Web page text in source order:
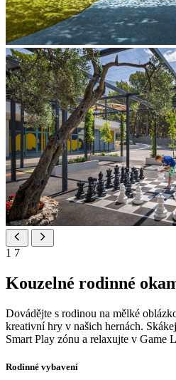
1 7
Kouzelné rodinné
Dovádějte s rodinou na mělké
kreativní hry v našich hernách.
Smart Play zónu a relaxujte v Game
Rodinné vybavení